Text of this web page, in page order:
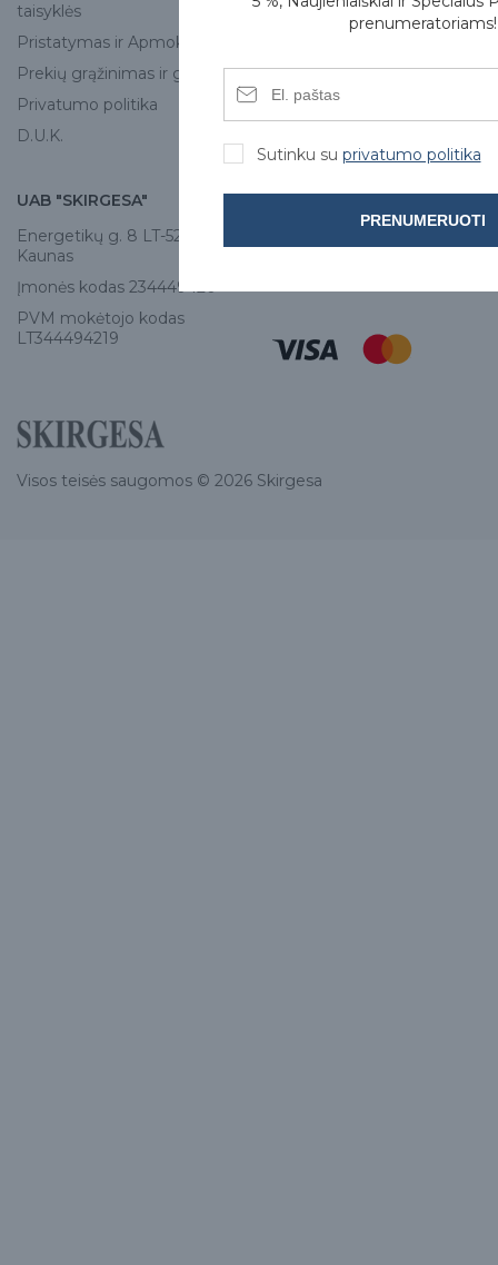
taisyklės
Pristatymas ir Apmokėjimas
Prekių grąžinimas ir garantija
Privatumo politika
D.U.K.
Skirgesa parduotuvės
UAB "SKIRGESA"
Energetikų g. 8 LT-52461,
Kaunas
Įmonės kodas 234449420
PVM mokėtojo kodas
LT344494219
KONTAKTAI
Visos teisės saugomos © 2026 Skirgesa
prenumeratoriams!
Sutinku su privatumo politika
PRENUMERUOTI